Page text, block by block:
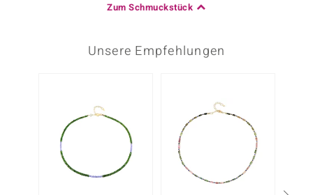
Zum Schmuckstück
Unsere Empfehlungen